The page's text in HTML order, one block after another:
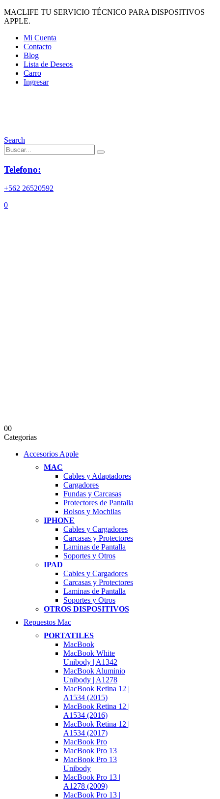
MACLIFE TU SERVICIO TÉCNICO PARA DISPOSITIVOS
APPLE.
Mi Cuenta
Contacto
Blog
Lista de Deseos
Carro
Ingresar
Search
Telefono:
+562 26520592
0
00
Categorias
Accesorios Apple
MAC
Cables y Adaptadores
Cargadores
Fundas y Carcasas
Protectores de Pantalla
Bolsos y Mochilas
IPHONE
Cables y Cargadores
Carcasas y Protectores
Laminas de Pantalla
Soportes y Otros
IPAD
Cables y Cargadores
Carcasas y Protectores
Laminas de Pantalla
Soportes y Otros
OTROS DISPOSITIVOS
Repuestos Mac
PORTATILES
MacBook
MacBook White
Unibody | A1342
MacBook Aluminio
Unibody | A1278
MacBook Retina 12 |
A1534 (2015)
MacBook Retina 12 |
A1534 (2016)
MacBook Retina 12 |
A1534 (2017)
MacBook Pro
MacBook Pro 13
MacBook Pro 13
Unibody
MacBook Pro 13 |
A1278 (2009)
MacBook Pro 13 |